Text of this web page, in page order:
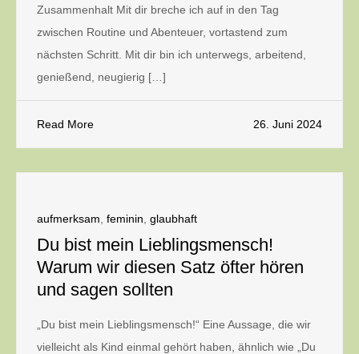
Zusammenhalt Mit dir breche ich auf in den Tag
zwischen Routine und Abenteuer, vortastend zum
nächsten Schritt. Mit dir bin ich unterwegs, arbeitend,
genießend, neugierig […]
Read More 26. Juni 2024
aufmerksam feminin glaubhaft
Du bist mein Lieblingsmensch!
Warum wir diesen Satz öfter hören
und sagen sollten
„Du bist mein Lieblingsmensch!“ Eine Aussage, die wir
vielleicht als Kind einmal gehört haben, ähnlich wie „Du